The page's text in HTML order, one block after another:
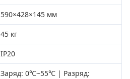
590×428×145 мм
45 кг
IP20
Заряд: 0℃~55℃ | Разряд: